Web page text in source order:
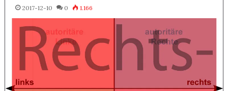
2017-12-10 0 1.166